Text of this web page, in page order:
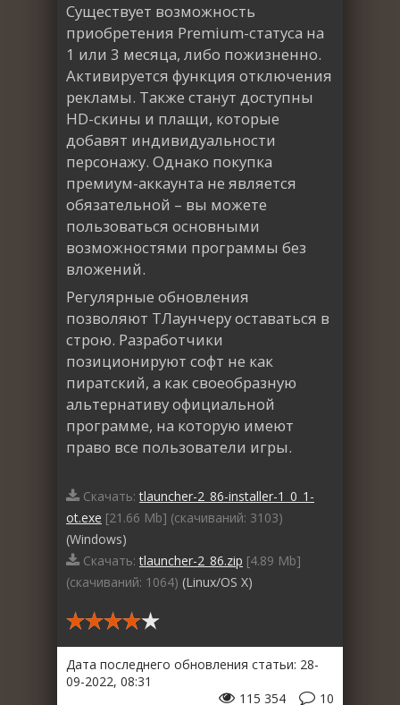
Существует возможность
приобретения Premium-статуса на
1 или 3 месяца, либо пожизненно.
Активируется функция отключения
рекламы. Также станут доступны
HD-скины и плащи, которые
добавят индивидуальности
персонажу. Однако покупка
премиум-аккаунта не является
обязательной – вы можете
пользоваться основными
возможностями программы без
вложений.
Регулярные обновления
позволяют ТЛаунчеру оставаться в
строю. Разработчики
позиционируют софт не как
пиратский, а как своеобразную
альтернативу официальной
программе, на которую имеют
право все пользователи игры.
Скачать:tlauncher-2_86-installer-1_0_1-
ot.exe [21.66 Mb] (cкачиваний: 3103)
(Windows)
Скачать:tlauncher-2_86.zip [4.89 Mb]
(cкачиваний: 1064) (Linux/OS X)
Дата последнего обновления статьи: 28-
09-2022, 08:31
10
115 354